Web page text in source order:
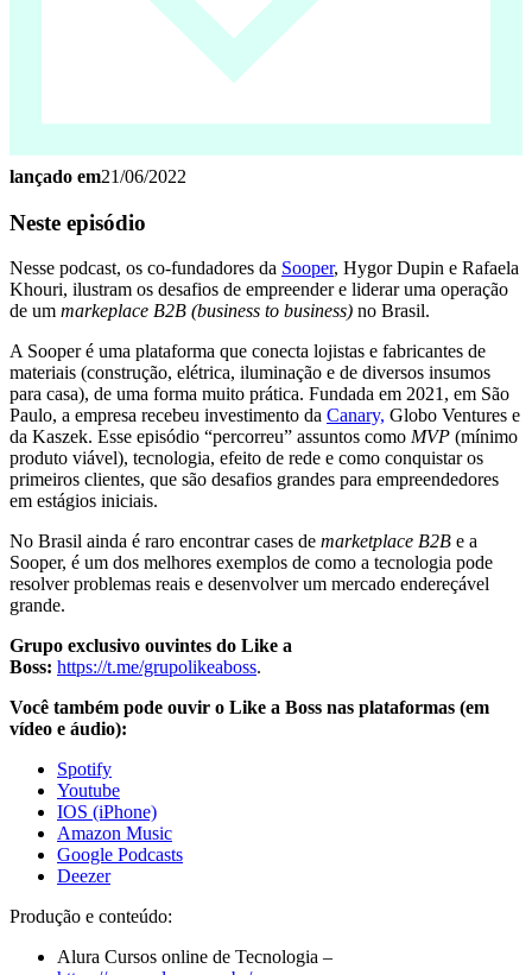
lançado em21/06/2022
Neste episódio
Nesse podcast, os co-fundadores da Sooper, Hygor Dupin e Rafaela
Khouri, ilustram os desafios de empreender e liderar uma operação
de um markeplace B2B (business to business) no Brasil.
A Sooper é uma plataforma que conecta lojistas e fabricantes de
materiais (construção, elétrica, iluminação e de diversos insumos
para casa), de uma forma muito prática. Fundada em 2021, em São
Paulo, a empresa recebeu investimento da Canary, Globo Ventures e
da Kaszek. Esse episódio “percorreu” assuntos como MVP (mínimo
produto viável), tecnologia, efeito de rede e como conquistar os
primeiros clientes, que são desafios grandes para empreendedores
em estágios iniciais.
No Brasil ainda é raro encontrar cases de marketplace B2B e a
Sooper, é um dos melhores exemplos de como a tecnologia pode
resolver problemas reais e desenvolver um mercado endereçável
grande.
Grupo exclusivo ouvintes do Like a
Boss: https://t.me/grupolikeaboss.
Você também pode ouvir o Like a Boss nas plataformas (em
vídeo e áudio):
Spotify
Youtube
IOS (iPhone)
Amazon Music
Google Podcasts
Deezer
Produção e conteúdo:
Alura Cursos online de Tecnologia –